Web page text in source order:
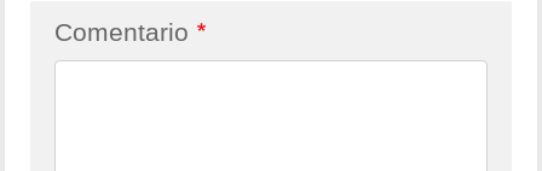
Comentario